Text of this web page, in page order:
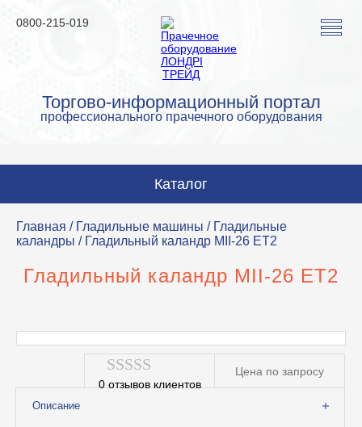
Торгово-информационный портал
профессионального прачечного оборудования
0800-215-019
Каталог
Стиральные машины
Сушильные машины
Гладильные машины
Аквачистка и химчистка
Вспомогательное оборудование
Профессиональная химия
Главная / Гладильные машины / Гладильные
каландры / Гладильный каландр MII-26 ET2
Гладильный каландр MII-26 ET2
Оценка
0отзывов клиентов
Цена по запросу
Описание